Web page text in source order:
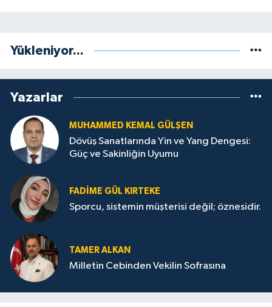
Yükleniyor...
Yazarlar
MUHAMMED KEMAL GÜLŞEN
Dövüş Sanatlarında Yin ve Yang Dengesi:
Güç ve Sakinliğin Uyumu
FADIME GÜL KIRTEKE
Sporcu, sistemin müşterisi değil; öznesidir.
TAMER ALKAN
Milletin Cebinden Vekilin Sofrasına